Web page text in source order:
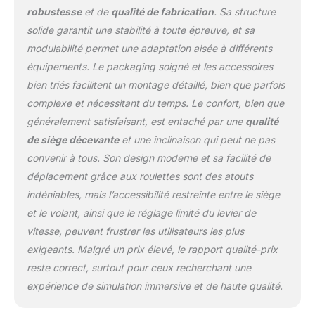
coureurs sim sérieux Les
supports de siège
universels Next Level
avec tous les principaux
sièges de course ou
baquets à montage
latéral Construit avec
une rigidité pour
supporter les roues à
entraînement direct et les
pédales professionnelles
Construit avec une
rigidité pour supporter
les roues à entraînement
direct et les pédales
professionnelles
Supports de siège
universels Next Level
robustesseet de qualité de fabrication. Sa structure
solide garantit une stabilité à toute épreuve, et sa
modulabilité permet une adaptation aisée à différents
équipements. Le packaging soigné et les accessoires
bien triés facilitent un montage détaillé, bien que parfois
complexe et nécessitant du temps. Le confort, bien que
généralement satisfaisant, est entaché par une qualité
de siège décevanteet une inclinaison qui peut ne pas
convenir à tous. Son design moderne et sa facilité de
déplacement grâce aux roulettes sont des atouts
indéniables, mais l’accessibilité restreinte entre le siège
et le volant, ainsi que le réglage limité du levier de
vitesse, peuvent frustrer les utilisateurs les plus
exigeants. Malgré un prix élevé, le rapport qualité-prix
reste correct, surtout pour ceux recherchant une
expérience de simulation immersive et de haute qualité.